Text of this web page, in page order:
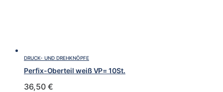
DRUCK- UND DREHKNÖPFE
Perfix-Oberteil weiß VP= 10St.
36,50 €